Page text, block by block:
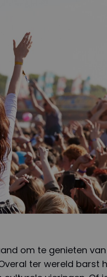
om te genieten
ter wereld barst